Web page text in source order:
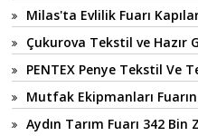
Milas'ta Evlilik Fuarı
Çukurova Tekstil ve Hazır
PENTEX Penye Tekstil Ve
Mutfak Ekipmanları
Aydın Tarım Fuarı 342